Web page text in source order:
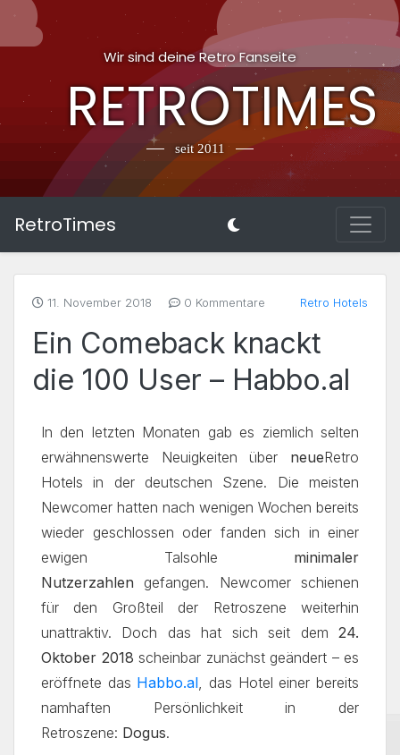
Wir sind deine Retro Fanseite
RETROTIMES
seit 2011
RetroTimes
11. November 2018 0 Kommentare Retro Hotels
Ein Comeback knackt
die 100 User – Habbo.al
In den letzten Monaten gab es ziemlich selten
erwähnenswerte Neuigkeiten über neueRetro
Hotels in der deutschen Szene. Die meisten
Newcomer hatten nach wenigen Wochen bereits
wieder geschlossen oder fanden sich in einer
ewigen Talsohle minimaler
Nutzerzahlen gefangen. Newcomer schienen
für den Großteil der Retroszene weiterhin
unattraktiv. Doch das hat sich seit dem 24.
Oktober 2018 scheinbar zunächst geändert – es
eröffnete das Habbo.al, das Hotel einer bereits
namhaften Persönlichkeit in der
Retroszene: Dogus.